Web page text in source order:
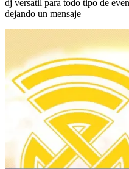
dj versatil para todo tipo de
dejando un mensaje